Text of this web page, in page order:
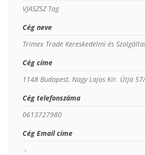
VJASZSZ Tag
Cég neve
Trimex Trade Kereskedelmi és
Cég címe
1148 Budapest, Nagy Lajos Kir. Útja
Cég telefonszáma
0613727980
Cég Email címe
-